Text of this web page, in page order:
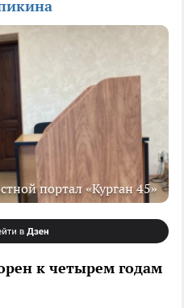
портал «Курган 45»
к четырем годам